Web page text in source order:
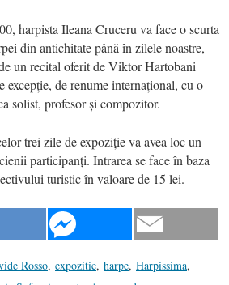
harpista Ileana Cruceru va face o scurta
din antichitate până în zilele noastre,
un recital oferit de Viktor Hartobani
excepție, de renume internațional, cu o
solist, profesor și compozitor.
trei zile de expoziție va avea loc un
participanți. Intrarea se face în baza
turistic în valoare de 15 lei.
Rosso, expozitie, harpe, Harpissima,